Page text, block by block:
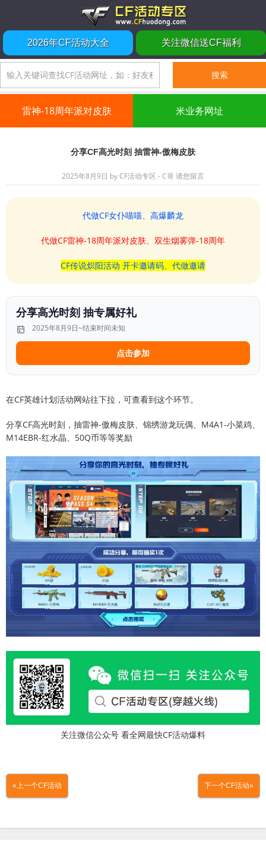
2026年CF活动大全 关注微信送CF福利
雷神-18周年派对皮肤 米业务网址
分享CF高光时刻 抽雷神-傲梅皮肤
2025年8月9日 byCF活动专区 - C哥请您留言
代做CF女仆喵喵、高爆麟龙
代做CF雷神-18周年派对皮肤、双生烟雾弹-18周年
CF传说炽阳活动 开卡邀请码、代做邀请
分享高光时刻 抽专属好礼
2025年8月9日~结束时间未知
点击参加
在CF英雄计划活动网站往下拉，可查看到这个环节。
分享CF高光时刻，抽雷神-傲梅皮肤、锦绣游龙玩偶、M4A1-小菜鸡、
M14EBR-红水晶、50Q币等等奖励
关注微信公众号 看全网最快CF活动爆料
«上一个CF活动 下一个CF活动»